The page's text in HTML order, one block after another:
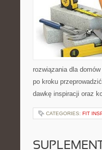
rozwiązania dla
po kroku
dawkę inspiracji oraz
CATEGORIES: FIT